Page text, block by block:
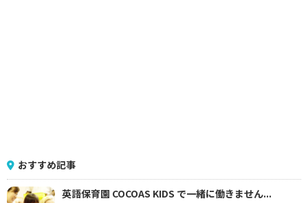
おすすめ記事
英語保育園 COCOAS KIDS で一緒に働きません...